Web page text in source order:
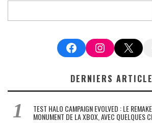
FacebookInstagram
X
DERNIERS
TEST HALO CAMPAIGN EVOLVED : LE
MONUMENT DE LA XBOX, AVEC QUELQUES